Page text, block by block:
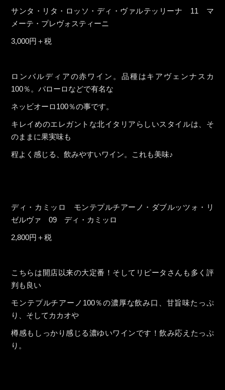
サンタ・リタ・ロッソ・ディ・ヴァルテッリーナ 11 マ
メーテ・プレヴォスティーニ
3,000円＋税
ロンバルディアの赤ワイン。品種はキアヴェンナスカ
100％。バローロなどで有名な
ネッビオーロ100％の事です。
キレイめのエレガントな北イタリアらしいスタイルは、そ
のままに果実味も
程よく感じる、飲みやすいワイン。これも美味♪
ディ・カミッロ モンテプルチアーノ・ダブルッツォ・リ
ゼルヴァ 09 ディ・カミッロ
2,800円＋税
こちらは開店以来の大定番！そしてリピータさんも多く評
判も良い
モンテプルチアーノ100％の濃厚な飲み口、甘旨味たっぷ
り、そしてカカオや
樽感もしっかり感じる濃ゆいワインです！飲み応えたっぷ
り。